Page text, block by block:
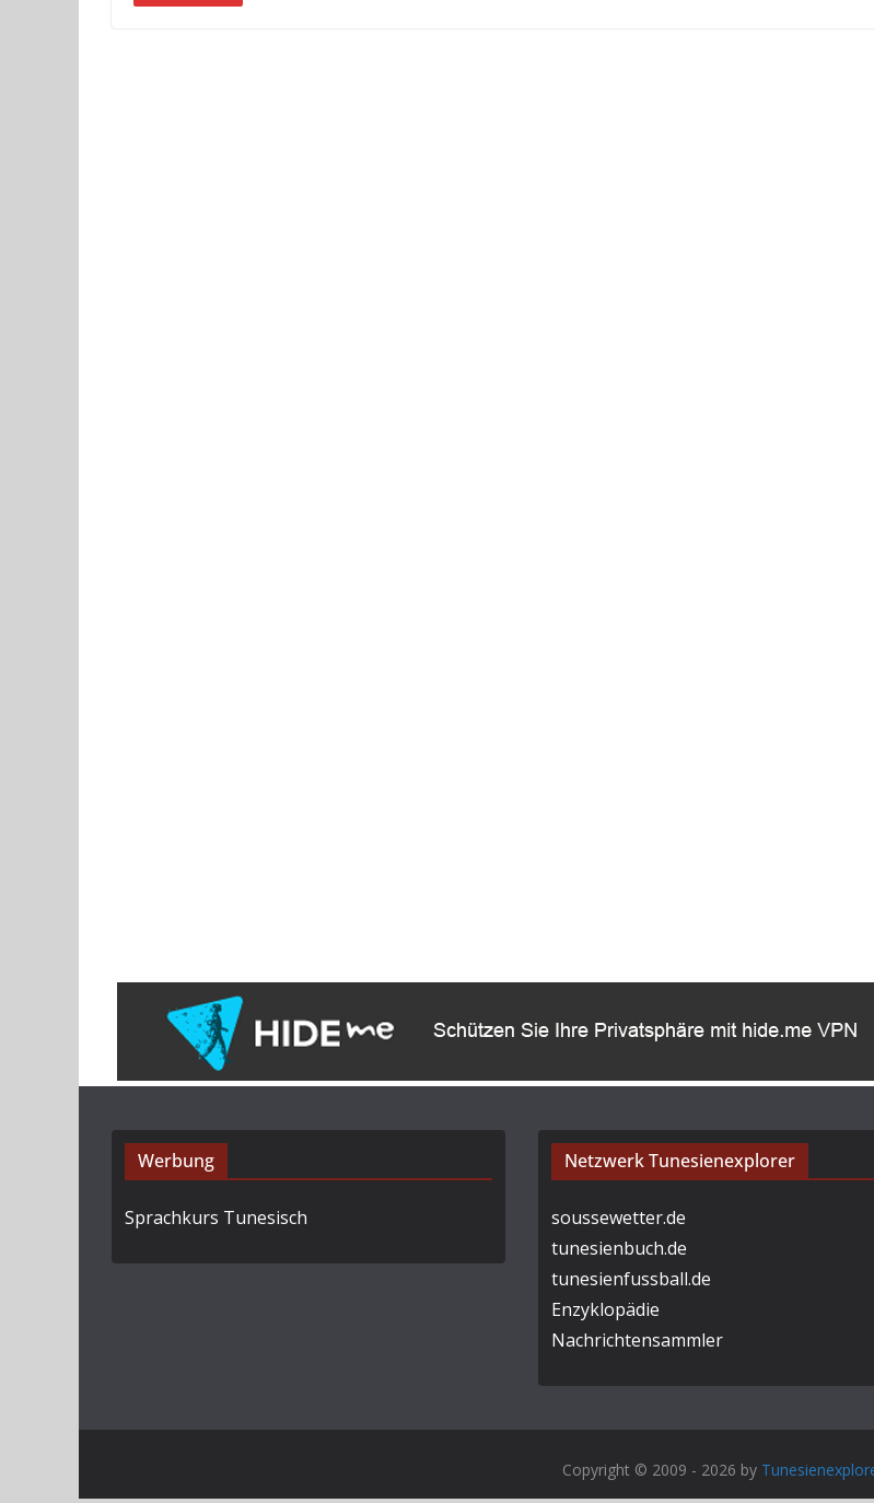
Werbung
Sprachkurs Tunesisch
Netzwerk Tunesienexplorer
soussewetter.de
tunesienbuch.de
tunesienfussball.de
Enzyklopädie
Nachrichtensammler
Copyright © 2009 - 2026 by